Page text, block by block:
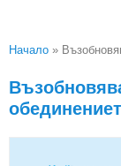
Начало »